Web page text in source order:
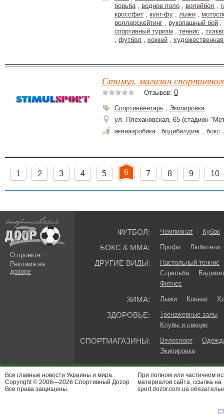
борьба, водное поло , волейбол ,
кроссфит , кунг-фу , лыжи ,
роллерскейтинг , рукопашный бой ,
спортивный туризм , теннис ,
, футбол , хоккей ,
Стимул, магазин
Отзывов: 0
Спортинвентарь , Экипировка
ул. Плехановская, 65 (стадион
аквааэробика, бодибилдинг , бокс
1 2 3 4 5 6 7 8 9 10
О проекте
Реклама на
дозоре
ФУТБОЛ: Чемпионат Кубок
БОКС & ММА: Профи Любители
ДРУГИЕ ВИДЫ:
Настольный теннис
Стрельба
Фитнес
ЗИМА: Лыжи Коньки
ЗДОРОВЬЕ:
Тренажерные залы
Клубы и секции
СПОРТМАГАЗИНЫ: Велоспорт
Экипировка
Все главные новости Украины и мира.
Copyright © 2006—2026 Спортивный Доzор
Все права защищены.
При полном или частичном
материалов сайта, ссылка на
sport.dozor.com.ua